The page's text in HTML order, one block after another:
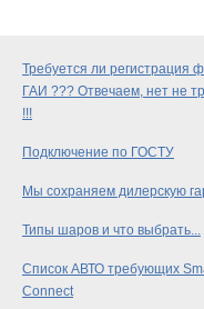
Требуется ли регистрация
ГАИ ??? Отвечаем, нет не
!!!
Подключение по ГОСТУ
Мы сохраняем дилерскую
Типы шаров и что выбрать...
Список АВТО требующих
Connect